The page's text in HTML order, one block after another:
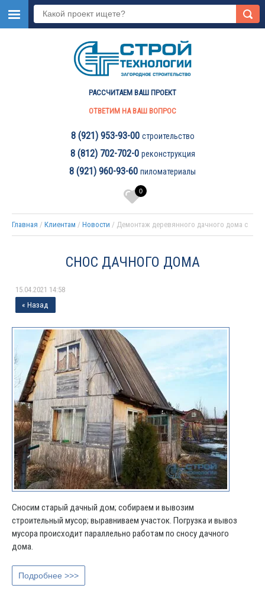
РАССЧИТАЕМ ВАШ ПРОЕКТ
ОТВЕТИМ НА ВАШ ВОПРОС
‎8 (921) 953-93-00 строительство
8 (812) 702-702-0 реконструкция
‎8 (921) 960-93-60 пиломатериалы
0
Главная / Клиентам / Новости / Демонтаж деревянного дачного дома с
СНОС ДАЧНОГО ДОМА
15.04.2021 14:58
« Назад
Сносим старый дачный дом; собираем и вывозим
строительный мусор; выравниваем участок. Погрузка и вывоз
мусора происходит параллельно работам по сносу дачного
дома.
Подробнее >>>